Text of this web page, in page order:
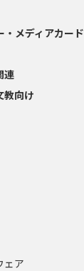
・メディアカード
連
教向け
ェア